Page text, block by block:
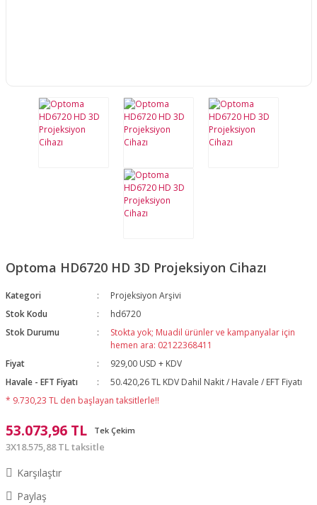
Optoma HD6720 HD 3D Projeksiyon Cihazı
Kategori
Projeksiyon Arşivi
Stok Kodu
hd6720
Stok Durumu
Stokta yok; Muadil ürünler ve kampanyalar için
hemen ara: 02122368411
Fiyat
929,00 USD + KDV
Havale - EFT Fiyatı
50.420,26 TL KDV Dahil Nakit / Havale / EFT Fiyatı
* 9.730,23 TL den başlayan taksitlerle!!
53.073,96 TL Tek Çekim
3X18.575,88 TL taksitle
Karşılaştır
Paylaş